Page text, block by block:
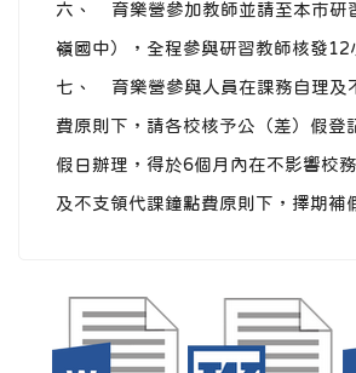
六、 育樂營參加教師並請至本市研
嶺國中），全程參與研習教師核發12
七、 育樂營參與人員在課務自理及
費原則下，請各校核予公（差）假登
假日辦理，得於6個月內在不影響校
及不支領代課鐘點費原則下，擇期補